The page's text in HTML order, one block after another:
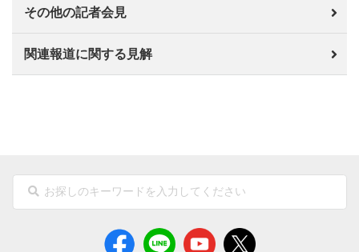
その他の記者会見
関連報道に関する見解